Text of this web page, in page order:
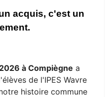
acquis, c'est un
à Compiègne a
de l'IPES Wavre
histoire commune